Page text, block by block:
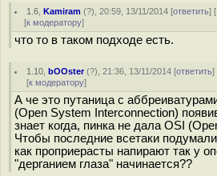
1.6 ,Kamiram (?), 20:59, 13/11/2014 [ответить] [
[к модератору]
что то в таком подходе есть.
1.10 ,bOOster(?), 21:36, 13/11/2014 [ответить]
[к модератору]
А че это путаница с
(Open System Interconnection)
знает когда, пинка не дала OSI
Чтобы последние всетаки
как проприерасты напирают так у
"дерганием глаза" начинается??